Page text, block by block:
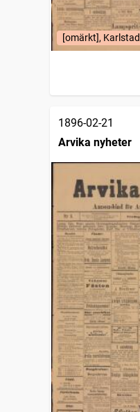
[omärkt], Karlstad
1896-02-21
Arvika nyheter